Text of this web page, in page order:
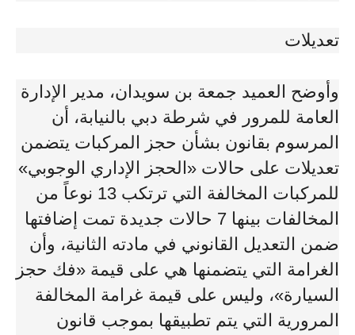
تعديلات
وأوضح العميد جمعة بن سويدان، مدير الإدارة
العامة للمرور في شرطة دبي بالنيابة، أن
المرسوم بقانون بشأن حجز المركبات يتضمن
تعديلات على حالات «الحجز الإداري الوجوبي»
للمركبات المخالفة التي ترتكب 13 نوعاً من
المخالفات بينها 7 حالات جديدة تمت إضافتها
ضمن التعديل القانوني في مادته الثانية، وأن
الغرامة التي يتضمنها هي على قيمة «فك حجز
السيارة»، وليس على قيمة غرامة المخالفة
المرورية التي يتم تطبيقها بموجب قانون